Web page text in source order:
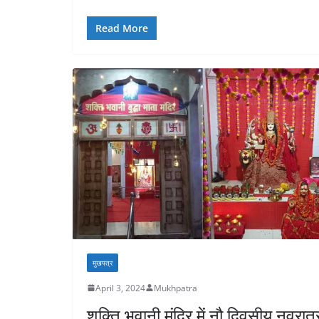
Read More
मुखपत्र
April 3, 2024 Mukhpatra